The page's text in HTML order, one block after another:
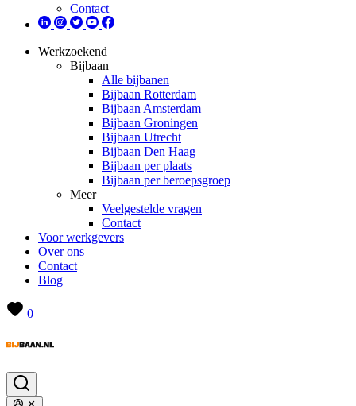
Contact
Werkzoekend
Bijbaan
Alle bijbanen
Bijbaan Rotterdam
Bijbaan Amsterdam
Bijbaan Groningen
Bijbaan Utrecht
Bijbaan Den Haag
Bijbaan per plaats
Bijbaan per beroepsgroep
Meer
Veelgestelde vragen
Contact
Voor werkgevers
Over ons
Contact
Blog
0